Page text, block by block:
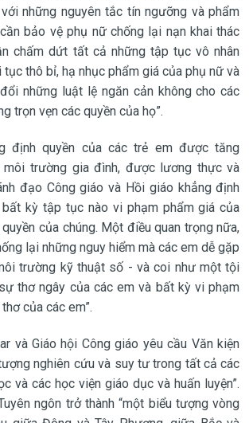
những nguyên tắc tín ngưỡng và phẩm
bảo vệ phụ nữ chống lại nạn khai thác
chấm dứt tất cả những tập tục vô nhân
thô bỉ, hạ nhục phẩm giá của phụ nữ và
những luật lệ ngăn cản không cho các
trọn vẹn các quyền của họ”.
định quyền của các trẻ em được tăng
trường gia đình, được lương thực và
đạo Công giáo và Hồi giáo khẳng định
bất kỳ tập tục nào vi phạm phẩm giá của
của chúng. Một điều quan trọng nữa,
lại những nguy hiểm mà các em dễ gặp
trường kỹ thuật số - và coi như một tội
thơ ngây của các em và bất kỳ vi phạm
của các em”.
và Giáo hội Công giáo yêu cầu Văn kiện
nghiên cứu và suy tư trong tất cả các
và các học viện giáo dục và huấn luyện”.
ngôn trở thành “một biểu tượng vòng